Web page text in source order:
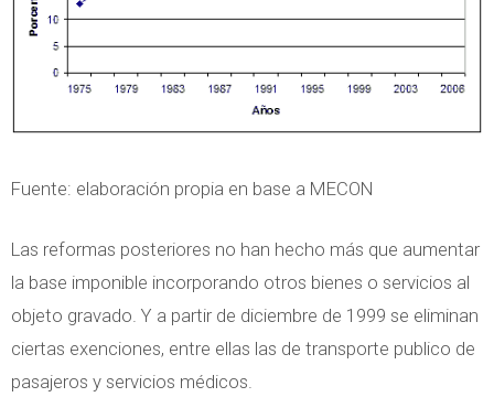
Fuente: elaboración propia en base a MECON
Las reformas posteriores no han hecho más que aumentar
la base imponible incorporando otros bienes o servicios al
objeto gravado. Y a partir de diciembre de 1999 se eliminan
ciertas exenciones, entre ellas las de transporte publico de
pasajeros y servicios médicos.